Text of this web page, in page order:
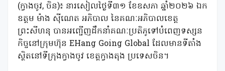
(ក្វាងចូវ, ចិន)៖ នារសៀលថ្ងៃទី៣១ ខែឧសភា ឆ្នាំ២០២៦ ឯក
ឧត្តម ម៉ាង ស៊ីណេត អភិបាល នៃគណៈអភិបាលខេត្ត
ព្រះសីហនុ បានអញ្ជើញដឹកនាំគណៈប្រតិភូទៅបំពេញទស្សន
កិច្ចនៅក្រុមហ៊ុន EHang Going Global ដែលមានទីតាំង
ស្ថិតនៅទីក្រុងក្វាងចូវ ខេត្តក្វាងតុង ប្រទេសចិន។